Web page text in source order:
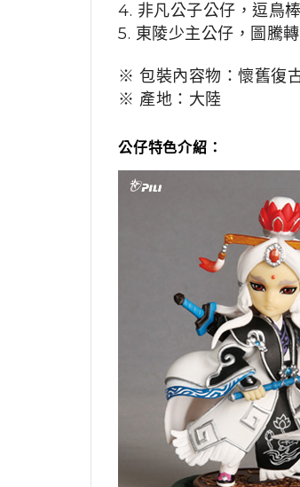
4. 非凡公子公仔，逗鳥
5. 東陵少主公仔，圖騰
※ 包裝內容物：懷舊復
※ 產地：大陸
公仔特色介紹：